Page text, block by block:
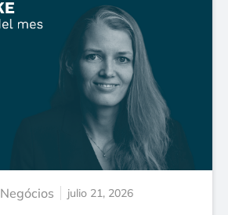
Negócios julio 21, 2026